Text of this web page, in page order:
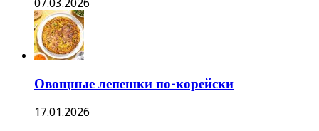
07.03.2026
Овощные лепешки по-корейски
17.01.2026